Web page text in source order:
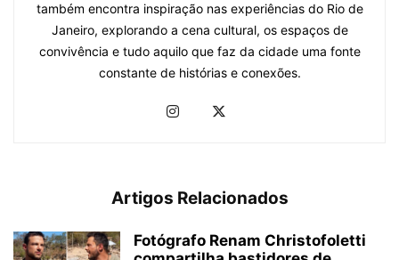
também encontra inspiração nas experiências do Rio de
Janeiro, explorando a cena cultural, os espaços de
convivência e tudo aquilo que faz da cidade uma fonte
constante de histórias e conexões.
Artigos Relacionados
Fotógrafo Renam Christofoletti